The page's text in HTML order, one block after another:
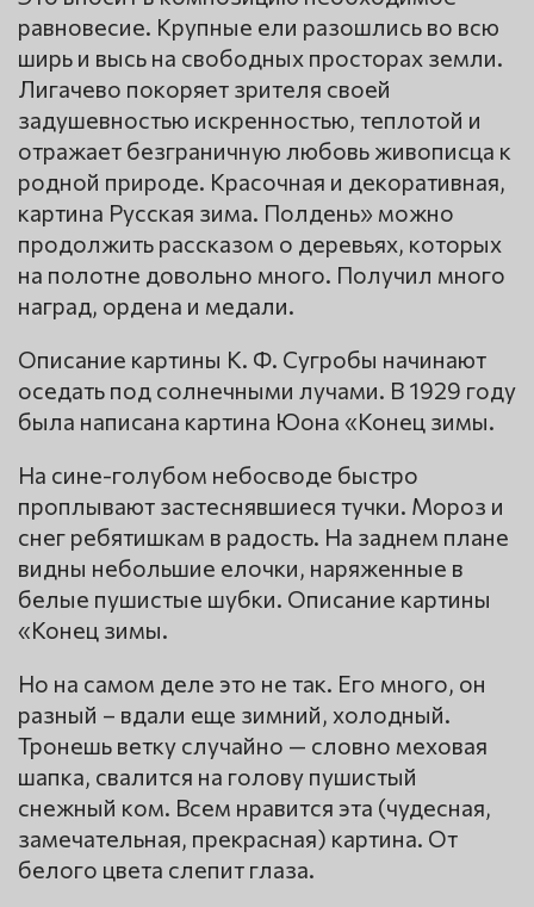
равновесие. Крупные ели разошлись во всю
ширь и высь на свободных просторах земли.
Лигачево покоряет зрителя своей
задушевностью искренностью, теплотой и
отражает безграничную любовь живописца к
родной природе. Красочная и декоративная,
картина Русская зима. Полдень» можно
продолжить рассказом о деревьях, которых
на полотне довольно много. Получил много
наград, ордена и медали.
Описание картины К. Ф. Сугробы начинают
оседать под солнечными лучами. В 1929 году
была написана картина Юона «Конец зимы.
На сине-голубом небосводе быстро
проплывают застеснявшиеся тучки. Мороз и
снег ребятишкам в радость. На заднем плане
видны небольшие елочки, наряженные в
белые пушистые шубки. Описание картины
«Конец зимы.
Но на самом деле это не так. Его много, он
разный – вдали еще зимний, холодный.
Тронешь ветку случайно — словно меховая
шапка, свалится на голову пушистый
снежный ком. Всем нравится эта (чудесная,
замечательная, прекрасная) картина. От
белого цвета слепит глаза.